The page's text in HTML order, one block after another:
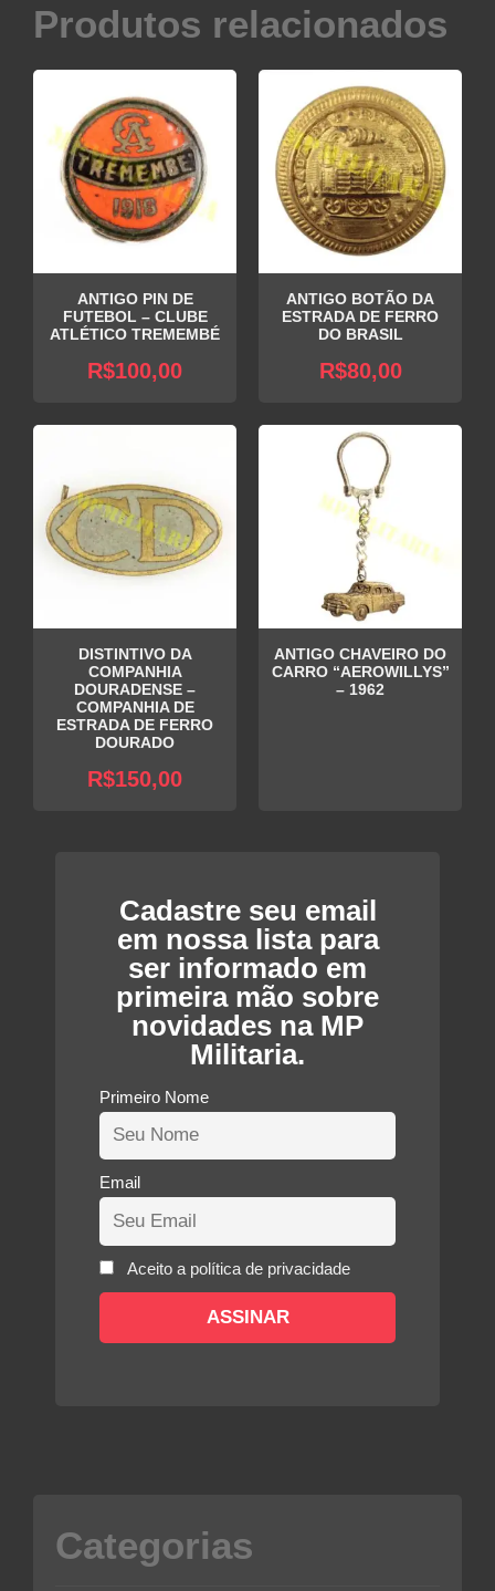
Produtos relacionados
ANTIGO PIN DE
FUTEBOL – CLUBE
ATLÉTICO TREMEMBÉ
R$100,00
ANTIGO BOTÃO DA
ESTRADA DE FERRO
DO BRASIL
R$80,00
DISTINTIVO DA
COMPANHIA
DOURADENSE –
COMPANHIA DE
ESTRADA DE FERRO
DOURADO
R$150,00
ANTIGO CHAVEIRO DO
CARRO “AEROWILLYS”
– 1962
Cadastre seu email
em nossa lista para
ser informado em
primeira mão sobre
novidades na MP
Militaria.
Primeiro Nome
Email
Aceito a política de privacidade
Categorias